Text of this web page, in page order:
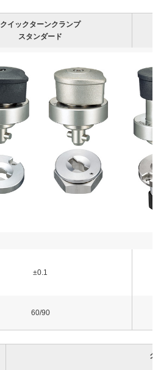
クイックターンクランプ
スタンダード
±0.1
60/90
ク